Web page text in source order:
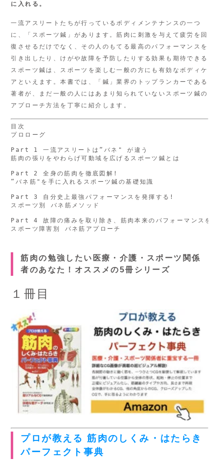
に入れる。
一流アスリートたちが行っているボディメンテナンスの一つ
に、「スポーツ鍼」があります。筋肉に刺激を与えて疲労を回
復させるだけでなく、その人のもてる最高のパフォーマンスを
引き出したり、けがや故障を予防したりする効果も期待できる
スポーツ鍼は、スポーツを楽しむ一般の方にも有効なボディケ
アといえます。本書では、「鍼」業界のトップランカーである
著者が、まだ一般の人にはあまり知られていないスポーツ鍼の
アプローチ方法を丁寧に紹介します。
目次
プロローグ
Part 1 一流アスリートは“バネ" が違う
筋肉の張りをやわらげ可動域を広げるスポーツ鍼とは
Part 2 全身の筋肉を徹底図解!
“バネ筋"を手に入れるスポーツ鍼の基礎知識
Part 3 自分史上最強パフォーマンスを発揮する!
スポーツ別 バネ筋メソッド
Part 4 故障の痛みを取り除き、筋肉本来のパフォーマンスを
筋肉の勉強したい医療・介護・スポーツ関係
者のあなた！オススメの5冊シリーズ
１冊目
プロが教える 筋肉のしくみ・はたらき
パーフェクト事典